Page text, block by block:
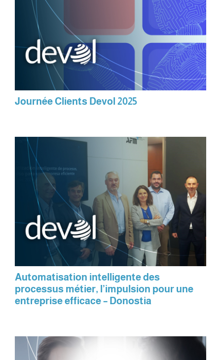
Journée Clients Devol 2025
Automatisation intelligente des
processus métier, l’impulsion pour une
entreprise efficace – Donostia